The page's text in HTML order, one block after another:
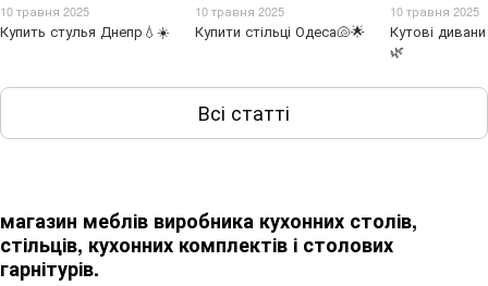
10 травня 2025
Купить стулья Днепр💧☀️
10 травня 2025
Купити стільці Одеса🐚🌟
10 травня 2025
Кутові
🌿
Всі статті
магазин меблів виробника кухонних столів,
стільців, кухонних комплектів і столових
гарнітурів.